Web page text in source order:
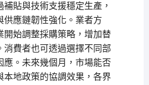
貼與技術支援穩定生產，
供應鏈韌性強化。業者方
開始調整採購策略，增加替
消費者也可透過選擇不同部
應。未來幾個月，市場能否
本地政策的協調效果，各界